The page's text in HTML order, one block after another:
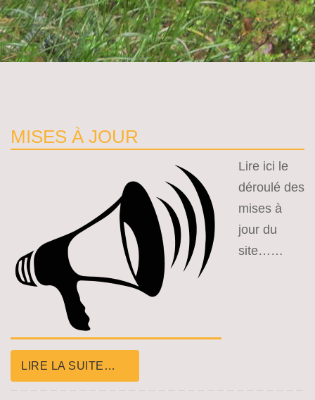
La Coume infos
MISES À JOUR
Lire ici le
déroulé des
mises à
jour du
site……
LIRE LA SUITE…